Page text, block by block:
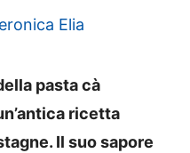
Elia
pasta cà
ricetta
Il suo sapore